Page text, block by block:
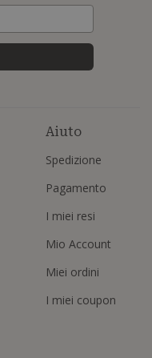
Aiuto
Spedizione
Pagamento
I miei resi
Mio Account
Miei ordini
I miei coupon